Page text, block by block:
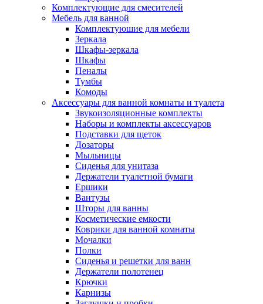
Комплектующие для смесителей
Мебель для ванной
Комплектуюшие для мебели
Зеркала
Шкафы-зеркала
Шкафы
Пеналы
Тумбы
Комоды
Аксессуары для ванной комнаты и туалета
Звукоизоляционные комплекты
Наборы и комплекты аксессуаров
Подставки для щеток
Дозаторы
Мыльницы
Сиденья для унитаза
Держатели туалетной бумаги
Ершики
Вантузы
Шторы для ванны
Косметические емкости
Коврики для ванной комнаты
Мочалки
Полки
Сиденья и решетки для ванн
Держатели полотенец
Крючки
Карнизы